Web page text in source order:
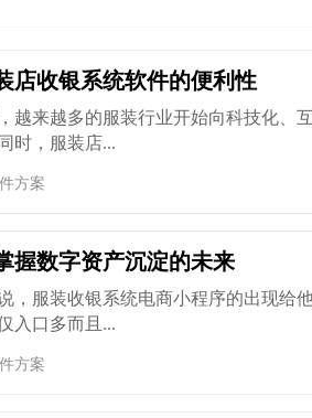
店收银系统软件的便利性
越来越多的服装行业开始向科技化、
时，服装店...
方案
握数字资产沉淀的未来
，服装收银系统电商小程序的出现给
入口多而且...
方案